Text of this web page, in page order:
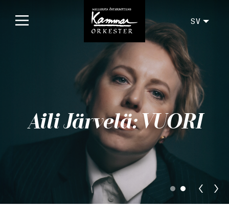
Tidigare konserter
SV
Aili Järvelä: VUORI